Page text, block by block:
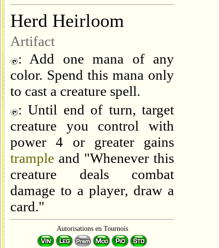
Herd Heirloom
Artifact
: Add one mana of any
color. Spend this mana only
to cast a creature spell.
: Until end of turn, target
creature you control with
power 4 or greater gains
trample and "Whenever this
creature deals combat
damage to a player, draw a
card."
Autorisations en Tournois